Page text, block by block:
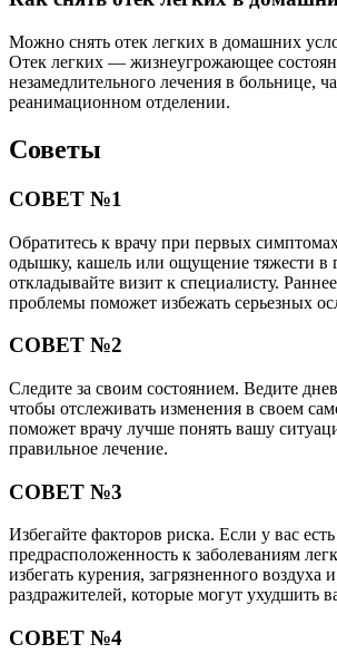
Можно снять отек легких в домашних
Отек легких — жизнеугрожающее
незамедлительного лечения в больнице,
реанимационном отделении.
Советы
СОВЕТ №1
Обратитесь к врачу при первых
одышку, кашель или ощущение тяжести в
откладывайте визит к специалисту.
проблемы поможет избежать серьезных
СОВЕТ №2
Следите за своим состоянием. Ведите
чтобы отслеживать изменения в своем
поможет врачу лучше понять вашу
правильное лечение.
СОВЕТ №3
Избегайте факторов риска. Если у вас есть
предрасположенность к заболеваниям
избегать курения, загрязненного воздуха
раздражителей, которые могут ухудшить
СОВЕТ №4